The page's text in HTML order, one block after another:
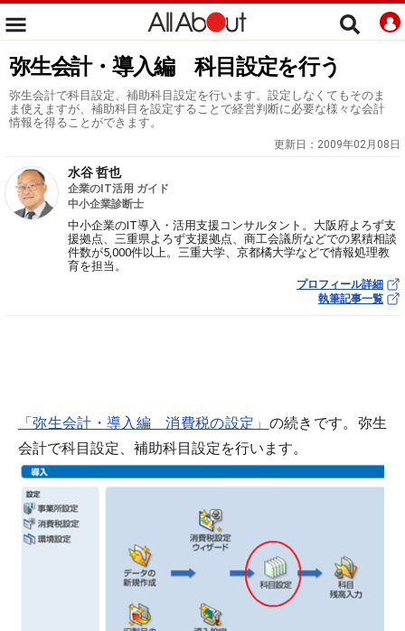
弥生会計・導入編 科目設定を行う
弥生会計で科目設定、補助科目設定を行います。設定しなくてもそのま
ま使えますが、補助科目を設定することで経営判断に必要な様々な会計
情報を得ることができます。
更新日： 2009年02月08日
水谷 哲也
企業のIT活用 ガイド
中小企業診断士
中小企業のIT導入・活用支援コンサルタント。大阪府よろず支
援拠点、三重県よろず支援拠点、商工会議所などでの累積相談
件数が5,000件以上。三重大学、京都橘大学などで情報処理教
育を担当。
プロフィール詳細
執筆記事一覧
「弥生会計・導入編 消費税の設定」 の続きです。弥生
会計で科目設定、補助科目設定を行います。